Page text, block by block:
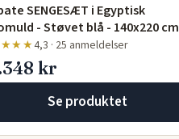
SENGESÆT i Egyptisk
- Støvet blå - 140x220 cm
4,3 · 25 anmeldelser
kr
Se produktet